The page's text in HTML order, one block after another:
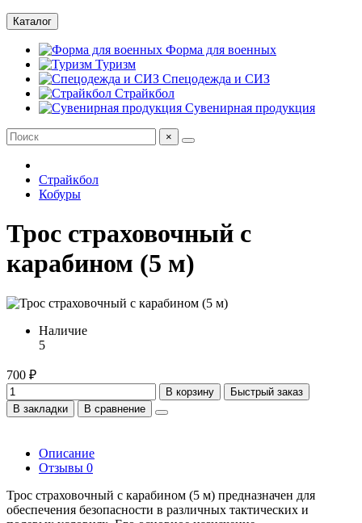
Каталог
Форма для военных
Туризм
Спецодежда и СИЗ
Страйкбол
Сувенирная продукция
×
Страйкбол
Кобуры
Трос страховочный с
карабином (5 м)
Наличие
5
700 ₽
В корзину
Быстрый заказ
В закладки
В сравнение
Описание
Отзывы 0
Трос страховочный с карабином (5 м) предназначен для
обеспечения безопасности в различных тактических и